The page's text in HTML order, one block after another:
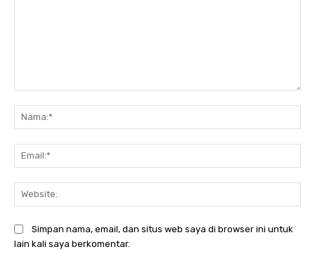
Simpan nama, email, dan situs web saya di browser ini untuk
lain kali saya berkomentar.